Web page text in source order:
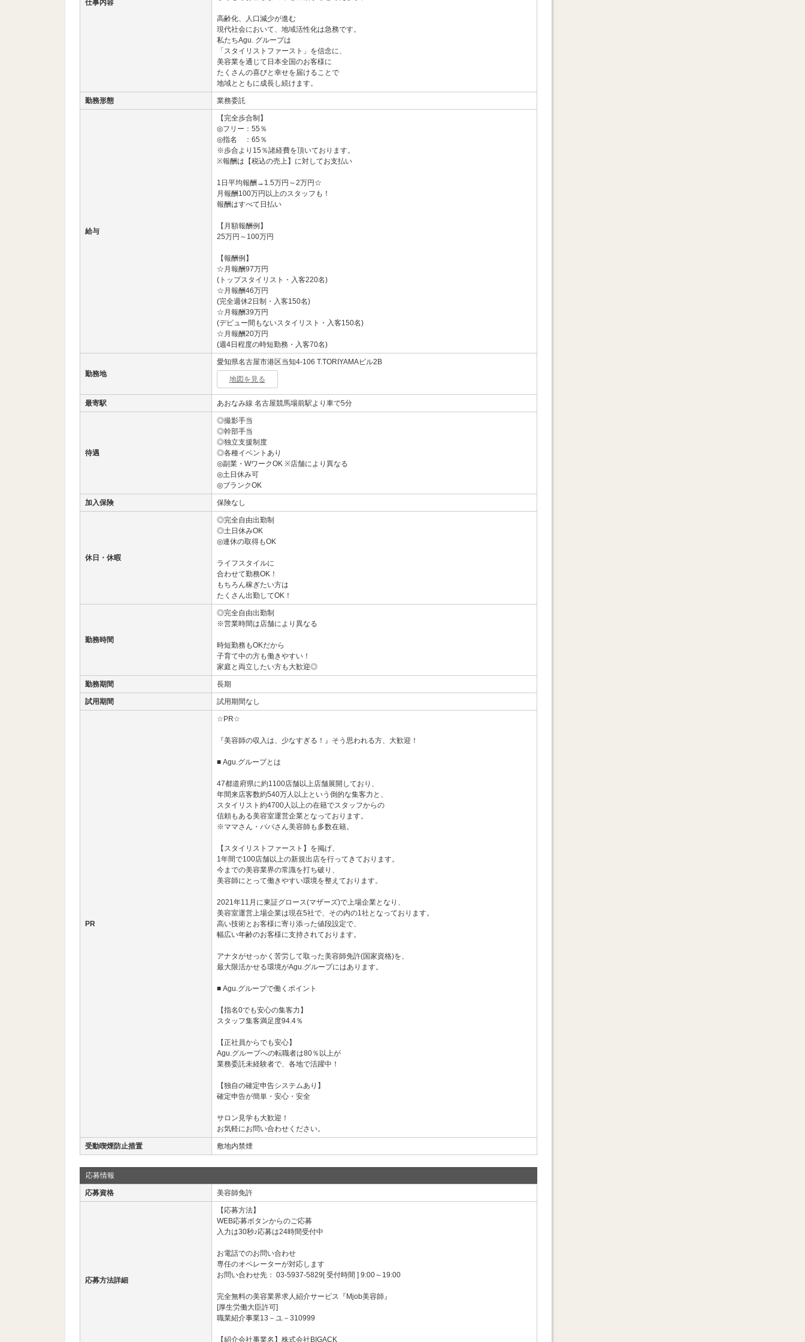
仕事内容
高齢化、人口減少が進む
現代社会において、地域活性化は急務です。
私たちAgu. グループは
「スタイリストファースト」を信念に、
美容業を通じて日本全国のお客様に
たくさんの喜びと幸せを届けることで
地域とともに成長し続けます。
勤務形態 業務委託
給与
【完全歩合制】
◎フリー：55％
◎指名 ：65％
※歩合より15％諸経費を頂いております。
※報酬は【税込の売上】に対してお支払い
1日平均報酬→1.5万円～2万円☆
月報酬100万円以上のスタッフも！
報酬はすべて日払い
【月額報酬例】
25万円～100万円
【報酬例】
☆月報酬97万円
(トップスタイリスト・入客220名)
☆月報酬46万円
(完全週休2日制・入客150名)
☆月報酬39万円
(デビュー間もないスタイリスト・入客150名)
☆月報酬20万円
(週4日程度の時短勤務・入客70名)
勤務地
愛知県名古屋市港区当知4-106 T.TORIYAMAビル2B
地図を見る
最寄駅 あおなみ線 名古屋競馬場前駅より車で5分
待遇
◎撮影手当
◎幹部手当
◎独立支援制度
◎各種イベントあり
◎副業・WワークOK ※店舗により異なる
◎土日休み可
◎ブランクOK
加入保険 保険なし
休日・休暇
◎完全自由出勤制
◎土日休みOK
◎連休の取得もOK
ライフスタイルに
合わせて勤務OK！
もちろん稼ぎたい方は
たくさん出勤してOK！
勤務時間
◎完全自由出勤制
※営業時間は店舗により異なる
時短勤務もOKだから
子育て中の方も働きやすい！
家庭と両立したい方も大歓迎◎
勤務期間 長期
試用期間 試用期間なし
PR
☆PR☆
『美容師の収入は、少なすぎる！』そう思われる方、大歓迎！
■ Agu.グループとは
47都道府県に約1100店舗以上店舗展開しており、
年間来店客数約540万人以上という倒的な集客力と、
スタイリスト約4700人以上の在籍でスタッフからの
信頼もある美容室運営企業となっております。
※ママさん・パパさん美容師も多数在籍。
【スタイリストファースト】を掲げ、
1年間で100店舗以上の新規出店を行ってきております。
今までの美容業界の常識を打ち破り、
美容師にとって働きやすい環境を整えております。
2021年11月に東証グロース(マザーズ)で上場企業となり、
美容室運営上場企業は現在5社で、その内の1社となっております。
高い技術とお客様に寄り添った値段設定で、
幅広い年齢のお客様に支持されております。
アナタがせっかく苦労して取った美容師免許(国家資格)を、
最大限活かせる環境がAgu.グループにはあります。
■ Agu.グループで働くポイント
【指名0でも安心の集客力】
スタッフ集客満足度94.4％
【正社員からでも安心】
Agu.グループへの転職者は80％以上が
業務委託未経験者で、各地で活躍中！
【独自の確定申告システムあり】
確定申告が簡単・安心・安全
サロン見学も大歓迎！
お気軽にお問い合わせください。
受動喫煙防止措置 敷地内禁煙
応募情報
応募資格 美容師免許
応募方法詳細
【応募方法】
WEB応募ボタンからのご応募
入力は30秒♪応募は24時間受付中
お電話でのお問い合わせ
専任のオペレーターが対応します
お問い合わせ先： 03-5937-5829[ 受付時間 ] 9:00～19:00
完全無料の美容業界求人紹介サービス『Mjob美容師』
[厚生労働大臣許可]
職業紹介事業13－ユ－310999
【紹介会社事業名】株式会社BIGACK